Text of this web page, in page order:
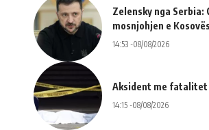
Zelensky nga Serbia:
mosnjohjen e
14:53 -08/08/2026
Aksident me fatalitet
14:15 -08/08/2026